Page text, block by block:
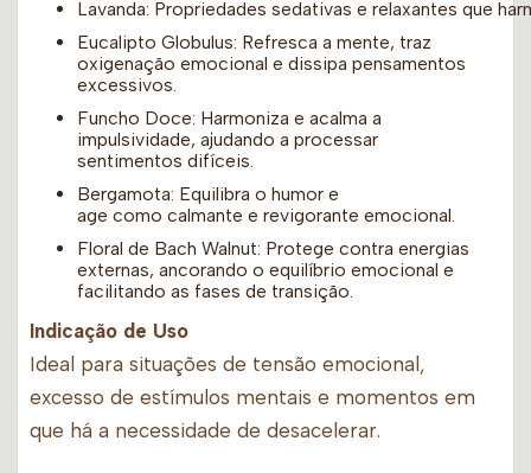
Lavanda: Propriedades sedativas e relaxantes que
Eucalipto Globulus: Refresca a mente, traz
oxigenação emocional e dissipa pensamentos
excessivos.
Funcho Doce: Harmoniza e acalma a
impulsividade, ajudando a processar
sentimentos difíceis.
Bergamota: Equilibra o humor e
age como calmante e revigorante emocional.
Floral de Bach Walnut: Protege contra energias
externas, ancorando o equilíbrio emocional e
facilitando as fases de transição.
Indicação de Uso
Ideal para situações de tensão emocional,
excesso de estímulos mentais e momentos em
que há a necessidade de desacelerar.